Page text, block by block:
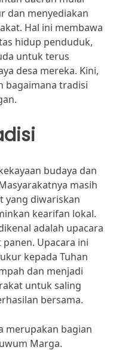
dan menyediakan
Hal ini membawa
hidup penduduk,
untuk terus
desa mereka. Kini,
bagaimana tradisi
budaya dan
masih
yang diwariskan
kearifan lokal.
adalah upacara
Upacara ini
kepada Tuhan
dan menjadi
untuk saling
bersama.
merupakan bagian
Marga.